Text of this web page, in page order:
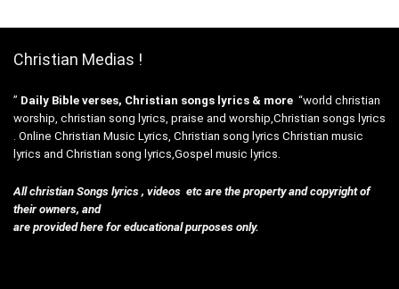
Christian Medias !
” Daily Bible verses, Christian songs lyrics & more “world christian
worship, christian song lyrics, praise and worship,Christian songs lyrics
. Online Christian Music Lyrics, Christian song lyrics Christian music
lyrics and Christian song lyrics,Gospel music lyrics.
All christian Songs lyrics , videos etc are the property and copyright of
their owners, and
are provided here for educational purposes only.